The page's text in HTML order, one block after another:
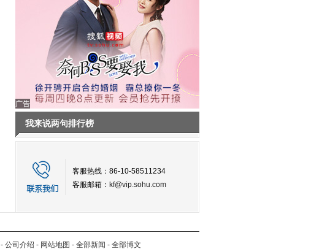
广告
我来说两句排行榜
客服热线：86-10-58511234
客服邮箱： kf@vip.sohu.com
- 公司介绍 - 网站地图 - 全部新闻 - 全部博文